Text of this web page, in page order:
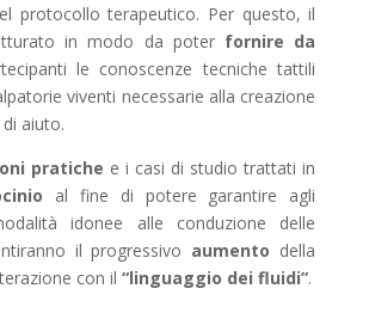
protocollo terapeutico. Per questo, il
in modo da poter fornire da
le conoscenze tecniche tattili
viventi necessarie alla creazione
aiuto.
pratiche e i casi di studio trattati in
al fine di potere garantire agli
idonee alle conduzione delle
il progressivo aumento della
con il “linguaggio dei fluidi”.